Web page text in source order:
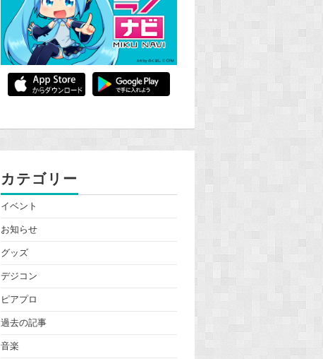
カテゴリー
イベント
お知らせ
グッズ
デジコン
ピアプロ
過去の記事
音楽